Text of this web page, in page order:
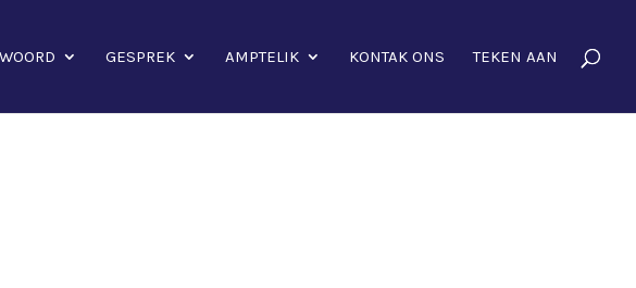
GESPREK AMPTELIK KONTAK ONS TEKEN AAN